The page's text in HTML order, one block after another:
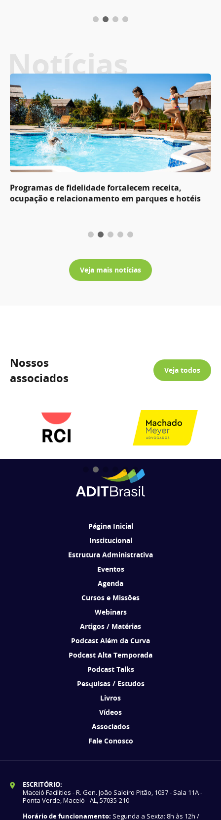
Notícias
Programas de fidelidade fortalecem receita,
ocupação e relacionamento em parques e hotéis
Veja mais notícias
Nossos
associados
Veja todos
Página Inicial
Institucional
Estrutura Administrativa
Eventos
Agenda
Cursos e Missões
Webinars
Artigos / Matérias
Podcast Além da Curva
Podcast Alta Temporada
Podcast Talks
Pesquisas / Estudos
Livros
Vídeos
Associados
Fale Conosco
ESCRITÓRIO:
Maceió Facilities - R. Gen. João Saleiro Pitão, 1037 - Sala 11A -
Ponta Verde, Maceió - AL, 57035-210
Horário de funcionamento: Segunda a Sexta: 8h às 12h /